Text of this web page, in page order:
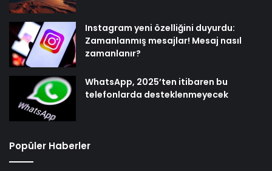
Instagram yeni özelliğini duyurdu:
Zamanlanmış mesajlar! Mesaj nasıl
zamanlanır?
WhatsApp, 2025’ten itibaren bu
telefonlarda desteklenmeyecek
Popüler Haberler